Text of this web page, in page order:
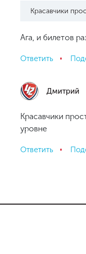
Красавчики
Ага, и билетов
Ответить
Дмитрий
Красавчики
уровне
Ответить